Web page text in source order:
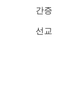
간증
선교